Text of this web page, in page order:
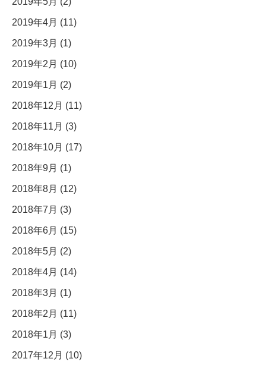
2019年4月 (11)
2019年3月 (1)
2019年2月 (10)
2019年1月 (2)
2018年12月 (11)
2018年11月 (3)
2018年10月 (17)
2018年9月 (1)
2018年8月 (12)
2018年7月 (3)
2018年6月 (15)
2018年5月 (2)
2018年4月 (14)
2018年3月 (1)
2018年2月 (11)
2018年1月 (3)
2017年12月 (10)